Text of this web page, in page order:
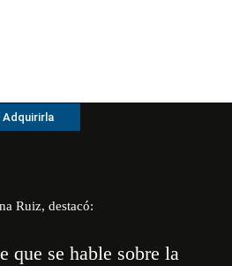
Adquirirla
Ruiz, destacó:
que se hable sobre la